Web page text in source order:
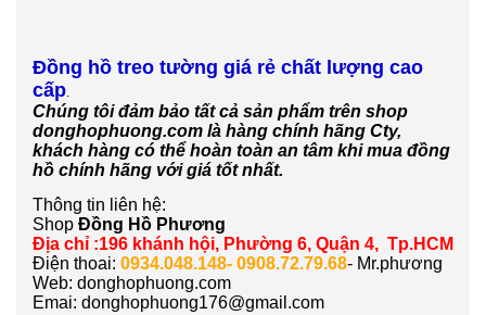
Đồng hồ treo tường giá rẻ chất lượng cao
cấp.
Chúng tôi đảm bảo tất cả sản phẩm trên shop
donghophuong.com là hàng chính hãng Cty,
khách hàng có thể hoàn toàn an tâm khi mua đồng
hồ chính hãng với giá tốt nhất.
Thông tin liên hệ:
Shop Đồng Hồ Phương
Địa chỉ :196 khánh hội, Phường 6, Quận 4, Tp.HCM
Điện thoai: 0934.048.148- 0908.72.79.68- Mr.phương
Web: donghophuong.com
Emai: donghophuong176@gmail.com